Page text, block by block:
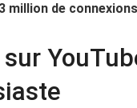
million de